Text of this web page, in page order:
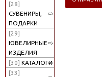
[28]
СУВЕНИРЫ,
ПОДАРКИ
[29]
ЮВЕЛИРНЫЕ
ИЗДЕЛИЯ
[30] КАТАЛОГИ
[33]